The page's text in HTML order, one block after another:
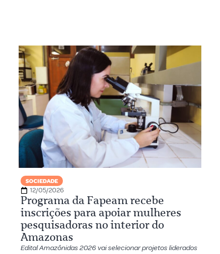
SOCIEDADE
12/05/2026
Programa da Fapeam recebe
inscrições para apoiar mulheres
pesquisadoras no interior do
Amazonas
Edital Amazônidas 2026 vai selecionar projetos liderados